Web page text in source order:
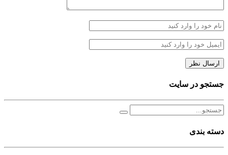
جستجو در سایت
دسته بندی